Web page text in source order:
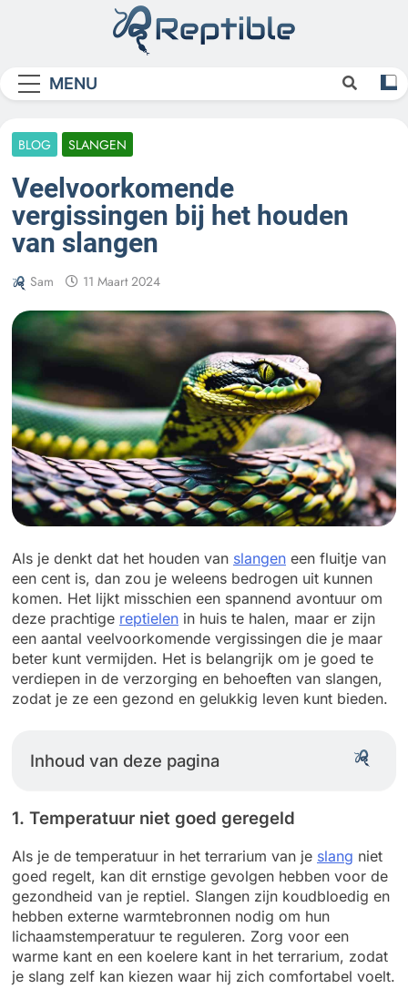
MENU
BLOG SLANGEN
Veelvoorkomende
vergissingen bij het houden
van slangen
Sam 11 Maart 2024
Als je denkt dat het houden van slangen een fluitje van
een cent is, dan zou je weleens bedrogen uit kunnen
komen. Het lijkt misschien een spannend avontuur om
deze prachtige reptielen in huis te halen, maar er zijn
een aantal veelvoorkomende vergissingen die je maar
beter kunt vermijden. Het is belangrijk om je goed te
verdiepen in de verzorging en behoeften van slangen,
zodat je ze een gezond en gelukkig leven kunt bieden.
Inhoud van deze pagina
1. Temperatuur niet goed geregeld
Als je de temperatuur in het terrarium van je slang niet
goed regelt, kan dit ernstige gevolgen hebben voor de
gezondheid van je reptiel. Slangen zijn koudbloedig en
hebben externe warmtebronnen nodig om hun
lichaamstemperatuur te reguleren. Zorg voor een
warme kant en een koelere kant in het terrarium, zodat
je slang zelf kan kiezen waar hij zich comfortabel voelt.